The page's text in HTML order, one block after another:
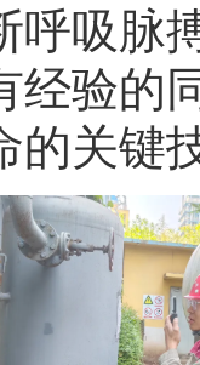
呼吸脉
经验的
的关键